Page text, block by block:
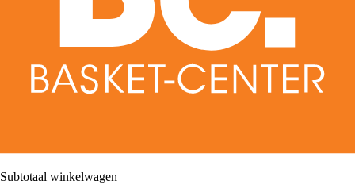
Subtotaal winkelwagen